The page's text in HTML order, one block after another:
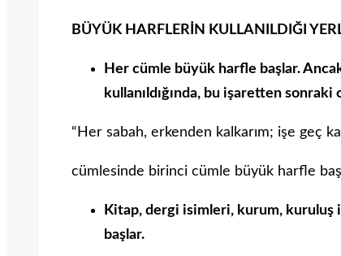
BÜYÜK HARFLERİN KULLANILDIĞI
Her cümle büyük harfle başlar.
kullanıldığında, bu işaretten
“Her sabah, erkenden kalkarım; işe geç
cümlesinde birinci cümle büyük harfle
Kitap, dergi isimleri, kurum,
başlar.